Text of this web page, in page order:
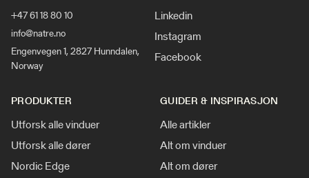
+47 61 18 80 10
info@natre.no
Engenvegen 1, 2827 Hunndalen,
Norway
Linkedin
Instagram
Facebook
PRODUKTER
Utforsk alle vinduer
Utforsk alle dører
Nordic Edge
GUIDER & INSPIRASJON
Alle artikler
Alt om vinduer
Alt om dører